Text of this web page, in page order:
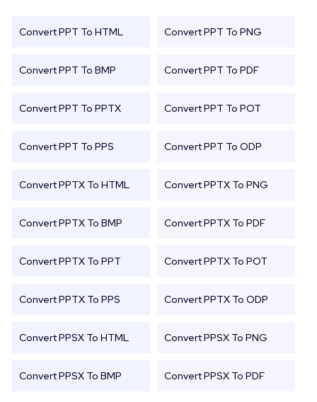
Convert PPT To HTML Convert PPT To PNG
Convert PPT To BMP Convert PPT To PDF
Convert PPT To PPTX Convert PPT To POT
Convert PPT To PPS Convert PPT To ODP
Convert PPTX To HTML Convert PPTX To PNG
Convert PPTX To BMP Convert PPTX To PDF
Convert PPTX To PPT Convert PPTX To POT
Convert PPTX To PPS Convert PPTX To ODP
Convert PPSX To HTML Convert PPSX To PNG
Convert PPSX To BMP Convert PPSX To PDF